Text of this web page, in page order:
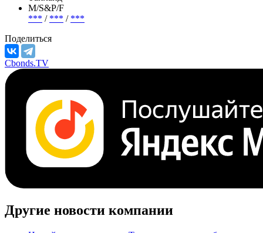
Полное название
Министерство финансов Королевства Таиланд
Таиланд
М/S&P/F
***/
Поделиться
Cbonds.TV